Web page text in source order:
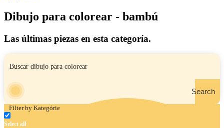
Dibujo para colorear - bambú
Las últimas piezas en esta categoría.
Search
Filter by Kategórie
Select all